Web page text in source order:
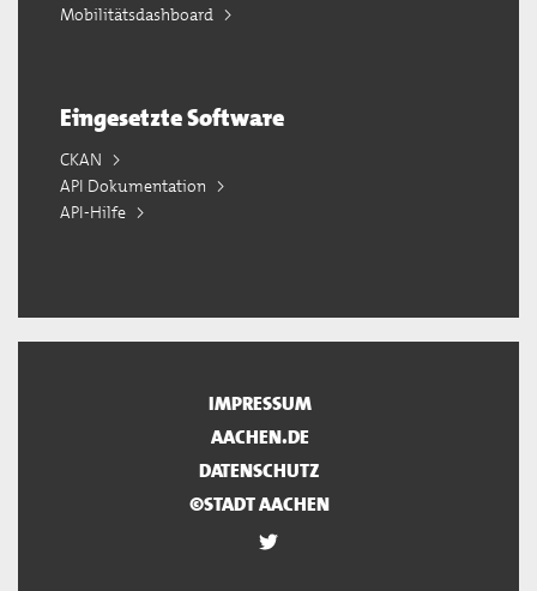
Mobilitätsdashboard
Eingesetzte Software
CKAN
API Dokumentation
API-Hilfe
IMPRESSUM
AACHEN.DE
DATENSCHUTZ
©STADT AACHEN